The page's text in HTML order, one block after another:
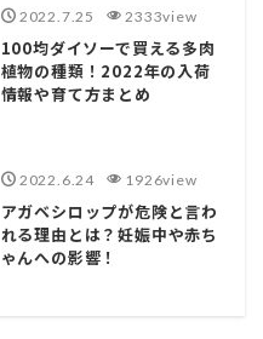
2022.7.25 2333view
100均ダイソーで買える多肉
植物の種類！2022年の入荷
情報や育て方まとめ
2022.6.24 1926view
アガベシロップが危険と言わ
れる理由とは？妊娠中や赤ち
ゃんへの影響！